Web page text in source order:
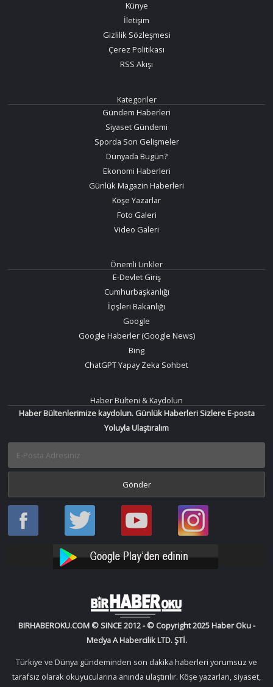
Künye
İletişim
Gizlilik Sözleşmesi
Çerez Politikası
RSS Akışı
Kategoriler
Gündem Haberleri
Siyaset Gündemi
Sporda Son Gelişmeler
Dünyada Bugün?
Ekonomi Haberleri
Günlük Magazin Haberleri
Köşe Yazarlar
Foto Galeri
Video Galeri
Önemli Linkler
E-Devlet Giriş
Cumhurbaşkanlığı
İçişleri Bakanlığı
Google
Google Haberler (Google News)
Bing
ChatGPT Yapay Zeka Sohbet
Haber Bülteni & Kaydolun
Haber Bültenlerimize kaydolun. Günlük Haberleri Sizlere E-posta
Yoluyla Ulaştıralım
Haber
Oku
Haber
Oku
Bir
Haber
YouTube
Bir
Haber
Instagram
BIRHABEROKU.COM © SINCE 2012 - © Copyright 2025 Haber Oku -
Medya A Habercilik LTD. ŞTİ.
Türkiye ve Dünya gündeminden son dakika haberleri yorumsuz ve
tarafsız olarak okuyucularına anında ulaştırılır. Köşe yazarları, siyaset,